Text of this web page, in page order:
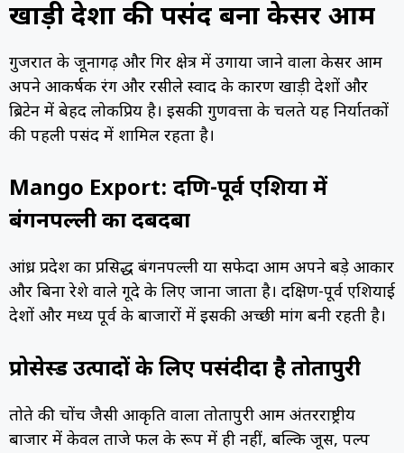
खाड़ी देशों की पसंद बना केसर आम
गुजरात के जूनागढ़ और गिर क्षेत्र में उगाया जाने वाला केसर आम
अपने आकर्षक रंग और रसीले स्वाद के कारण खाड़ी देशों और
ब्रिटेन में बेहद लोकप्रिय है। इसकी गुणवत्ता के चलते यह निर्यातकों
की पहली पसंद में शामिल रहता है।
Mango Export: दक्षिण-पूर्व एशिया में
बंगनपल्ली का दबदबा
आंध्र प्रदेश का प्रसिद्ध बंगनपल्ली या सफेदा आम अपने बड़े आकार
और बिना रेशे वाले गूदे के लिए जाना जाता है। दक्षिण-पूर्व एशियाई
देशों और मध्य पूर्व के बाजारों में इसकी अच्छी मांग बनी रहती है।
प्रोसेस्ड उत्पादों के लिए पसंदीदा है तोतापुरी
तोते की चोंच जैसी आकृति वाला तोतापुरी आम अंतरराष्ट्रीय
बाजार में केवल ताजे फल के रूप में ही नहीं, बल्कि जूस, पल्प